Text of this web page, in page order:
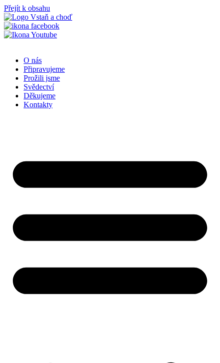
Přejít k obsahu
O nás
Připravujeme
Prožili jsme
Svědectví
Děkujeme
Kontakty